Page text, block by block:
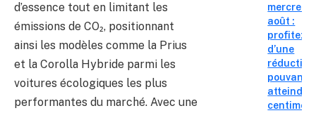
d’essence tout en limitant les
émissions de CO₂, positionnant
ainsi les modèles comme la Prius
et la Corolla Hybride parmi les
voitures écologiques les plus
performantes du marché. Avec une
mercredi
août :
profitez
d’une
réduction
pouvant
atteindre
centimes